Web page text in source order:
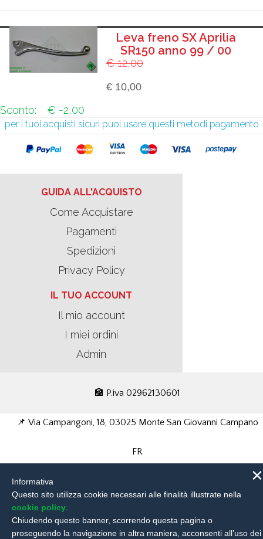
Leva freno SX Aprilia
SR150 anno 99 / 00
€ 12,00
€ 10,00
Sconto: € -2,00
per i tuoi acquisti sicuri puoi usare questi metodi pagamento
GUIDA ALL'ACQUISTO
Come Acquistare
Pagamenti
Spedizioni
Privacy Policy
IL TUO ACCOUNT
Il mio account
I miei ordini
Admin
🏦 P.iva 02962130601
📌 Via Campangoni, 18, 03025 Monte San Giovanni Campano
FR
×
Informativa
Questo sito utilizza cookie necessari alle finalità illustrate nella
cookie policy
Chiudendo questo banner, scorrendo questa pagina o
proseguendo la navigazione in altra maniera, acconsenti all’uso dei